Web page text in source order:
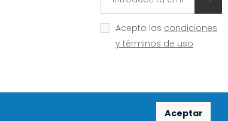
Aceptar
Acepto las condiciones
y términos de uso